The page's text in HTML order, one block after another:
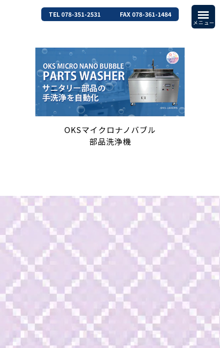
TEL 078-351-2531 FAX 078-361-1484
OKSマイクロナノバブル
部品洗浄機